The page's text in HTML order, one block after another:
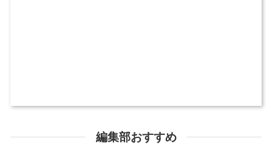
編集部おすすめ